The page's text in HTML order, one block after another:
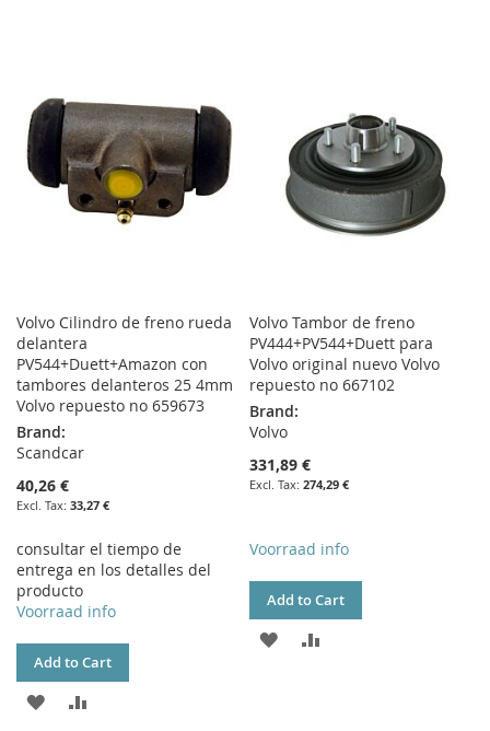
Volvo Cilindro de freno rueda
delantera
PV544+Duett+Amazon con
tambores delanteros 25 4mm
Volvo repuesto no 659673
Brand:
Scandcar
40,26 €
33,27 €
consultar el tiempo de
entrega en los detalles del
producto
Voorraad info
Add to Cart
ADD
Volvo Tambor de freno
PV444+PV544+Duett para
Volvo original nuevo Volvo
repuesto no 667102
Brand:
Volvo
331,89 €
274,29 €
Voorraad info
Add to Cart
ADD